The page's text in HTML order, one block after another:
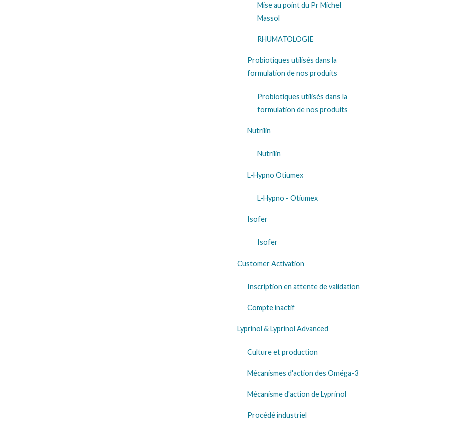
Mise au point du Pr Michel
Massol
RHUMATOLOGIE
Probiotiques utilisés dans la
formulation de nos produits
Probiotiques utilisés dans la
formulation de nos produits
Nutrilin
Nutrilin
L-Hypno Otiumex
L-Hypno - Otiumex
Isofer
Isofer
Customer Activation
Inscription en attente de validation
Compte inactif
Lyprinol & Lyprinol Advanced
Culture et production
Mécanismes d'action des Oméga-3
Mécanisme d'action de Lyprinol
Procédé industriel